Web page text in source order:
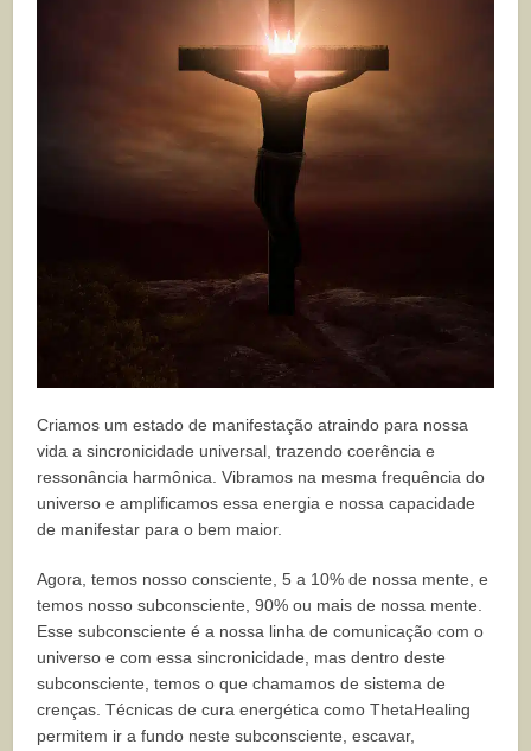
Criamos um estado de manifestação atraindo para nossa
vida a sincronicidade universal, trazendo coerência e
ressonância harmônica. Vibramos na mesma frequência do
universo e amplificamos essa energia e nossa capacidade
de manifestar para o bem maior.
Agora, temos nosso consciente, 5 a 10% de nossa mente, e
temos nosso subconsciente, 90% ou mais de nossa mente.
Esse subconsciente é a nossa linha de comunicação com o
universo e com essa sincronicidade, mas dentro deste
subconsciente, temos o que chamamos de sistema de
crenças. Técnicas de cura energética como ThetaHealing
permitem ir a fundo neste subconsciente, escavar,